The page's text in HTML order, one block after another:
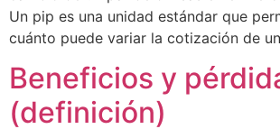
Un pip es una unidad estándar que
cuánto puede variar la cotización de
Beneficios y
(definición)